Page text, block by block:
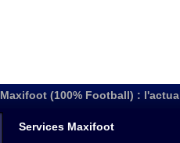
Maxifoot (100% Football) :
Services Maxifoot